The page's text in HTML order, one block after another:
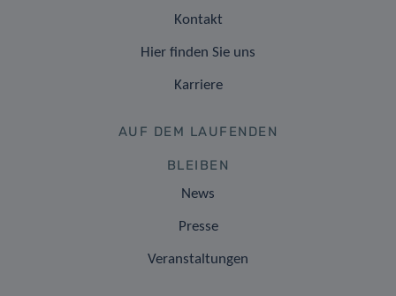
Kontakt
Hier finden Sie uns
Karriere
AUF DEM LAUFENDEN
BLEIBEN
News
Presse
Veranstaltungen